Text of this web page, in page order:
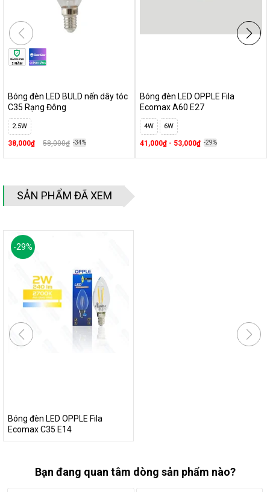
Bóng đèn LED BULD nến dây tóc
C35 Rạng Đông
2.5W
38,000₫ 58,000₫ -34%
Bóng đèn LED OPPLE Fila
Ecomax A60 E27
4W 6W
41,000₫ - 53,000₫ -29%
SẢN PHẨM ĐÃ XEM
-29%
Bóng đèn LED OPPLE Fila
Ecomax C35 E14
Bạn đang quan tâm dòng sản phẩm nào?